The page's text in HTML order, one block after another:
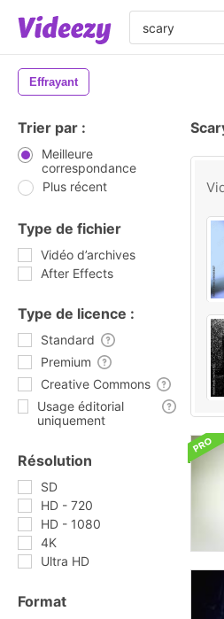
Effrayant
Trier par :
Meilleure
correspondance
Plus récent
Type de fichier
Vidéo d’archives
After Effects
Type de licence :
Standard
Premium
Creative Commons
Usage éditorial
uniquement
Résolution
SD
HD - 720
HD - 1080
4K
Ultra HD
Format